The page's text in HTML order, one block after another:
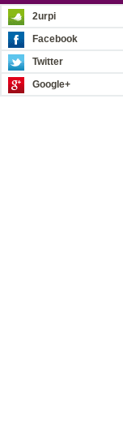
2urpi
Facebook
Twitter
Google+